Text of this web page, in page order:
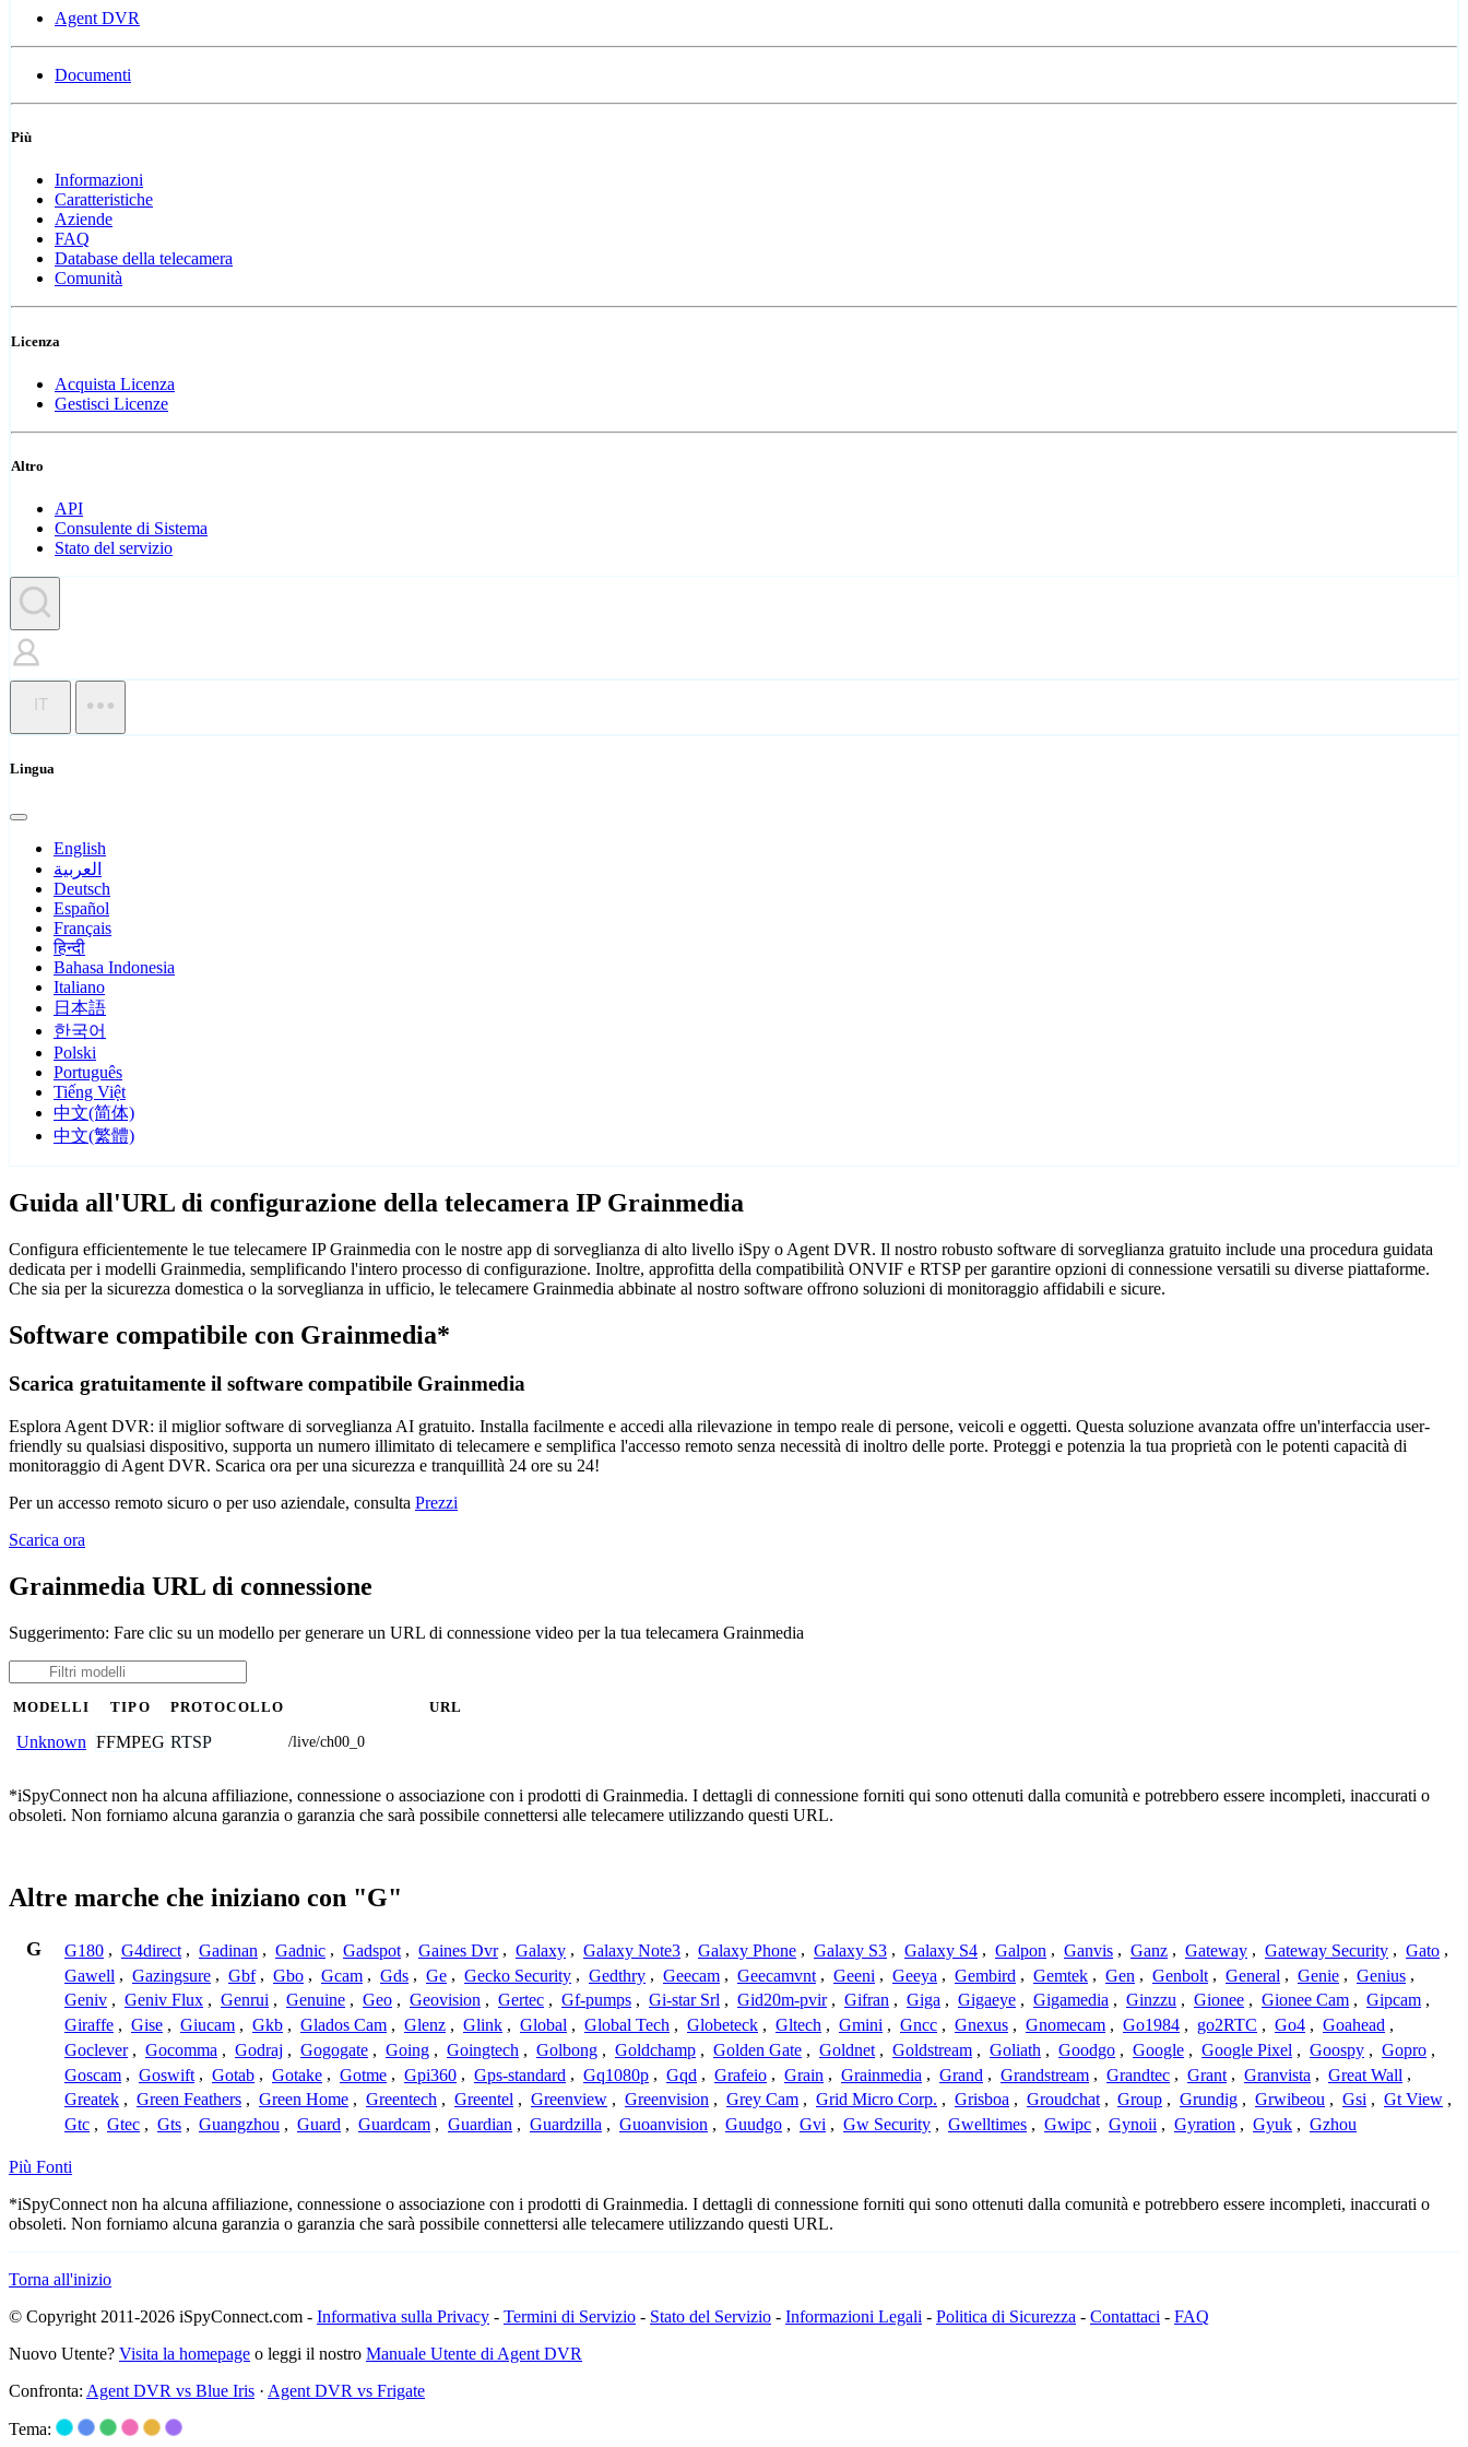
Agent DVR
Documenti
Più
Informazioni
Caratteristiche
Aziende
FAQ
Database della telecamera
Comunità
Licenza
Acquista Licenza
Gestisci Licenze
Altro
API
Consulente di Sistema
Stato del servizio
IT
Lingua
English
العربية
Deutsch
Español
Français
हिन्दी
Bahasa Indonesia
Italiano
日本語
한국어
Polski
Português
Tiếng Việt
中文(简体)
中文(繁體)
Guida all'URL di configurazione della telecamera IP Grainmedia
Configura efficientemente le tue telecamere IP Grainmedia con le nostre app di sorveglianza di alto livello iSpy o Agent DVR. Il nostro robusto software di sorveglianza gratuito include una procedura guidata
dedicata per i modelli Grainmedia, semplificando l'intero processo di configurazione. Inoltre, approfitta della compatibilità ONVIF e RTSP per garantire opzioni di connessione versatili su diverse piattaforme.
Che sia per la sicurezza domestica o la sorveglianza in ufficio, le telecamere Grainmedia abbinate al nostro software offrono soluzioni di monitoraggio affidabili e sicure.
Software compatibile con Grainmedia*
Scarica gratuitamente il software compatibile Grainmedia
Esplora Agent DVR: il miglior software di sorveglianza AI gratuito. Installa facilmente e accedi alla rilevazione in tempo reale di persone, veicoli e oggetti. Questa soluzione avanzata offre un'interfaccia user-
friendly su qualsiasi dispositivo, supporta un numero illimitato di telecamere e semplifica l'accesso remoto senza necessità di inoltro delle porte. Proteggi e potenzia la tua proprietà con le potenti capacità di
monitoraggio di Agent DVR. Scarica ora per una sicurezza e tranquillità 24 ore su 24!
Per un accesso remoto sicuro o per uso aziendale, consulta Prezzi
Scarica ora
Grainmedia URL di connessione
Suggerimento: Fare clic su un modello per generare un URL di connessione video per la tua telecamera Grainmedia
MODELLI TIPO PROTOCOLLO URL
Unknown FFMPEG RTSP /live/ch00_0
*iSpyConnect non ha alcuna affiliazione, connessione o associazione con i prodotti di Grainmedia. I dettagli di connessione forniti qui sono ottenuti dalla comunità e potrebbero essere incompleti, inaccurati o
obsoleti. Non forniamo alcuna garanzia o garanzia che sarà possibile connettersi alle telecamere utilizzando questi URL.
Altre marche che iniziano con "G"
G G180 , G4direct , Gadinan , Gadnic , Gadspot , Gaines Dvr , Galaxy , Galaxy Note3 , Galaxy Phone , Galaxy S3 , Galaxy S4 , Galpon , Ganvis , Ganz , Gateway , Gateway Security , Gato ,
Gawell , Gazingsure , Gbf , Gbo , Gcam , Gds , Ge , Gecko Security , Gedthry , Geecam , Geecamvnt , Geeni , Geeya , Gembird , Gemtek , Gen , Genbolt , General , Genie , Genius ,
Geniv , Geniv Flux , Genrui , Genuine , Geo , Geovision , Gertec , Gf-pumps , Gi-star Srl , Gid20m-pvir , Gifran , Giga , Gigaeye , Gigamedia , Ginzzu , Gionee , Gionee Cam , Gipcam ,
Giraffe , Gise , Giucam , Gkb , Glados Cam , Glenz , Glink , Global , Global Tech , Globeteck , Gltech , Gmini , Gncc , Gnexus , Gnomecam , Go1984 , go2RTC , Go4 , Goahead ,
Goclever , Gocomma , Godraj , Gogogate , Going , Goingtech , Golbong , Goldchamp , Golden Gate , Goldnet , Goldstream , Goliath , Goodgo , Google , Google Pixel , Goospy , Gopro ,
Goscam , Goswift , Gotab , Gotake , Gotme , Gpi360 , Gps-standard , Gq1080p , Gqd , Grafeio , Grain , Grainmedia , Grand , Grandstream , Grandtec , Grant , Granvista , Great Wall ,
Greatek , Green Feathers , Green Home , Greentech , Greentel , Greenview , Greenvision , Grey Cam , Grid Micro Corp. , Grisboa , Groudchat , Group , Grundig , Grwibeou , Gsi , Gt View ,
Gtc , Gtec , Gts , Guangzhou , Guard , Guardcam , Guardian , Guardzilla , Guoanvision , Guudgo , Gvi , Gw Security , Gwelltimes , Gwipc , Gynoii , Gyration , Gyuk , Gzhou
Più Fonti
*iSpyConnect non ha alcuna affiliazione, connessione o associazione con i prodotti di Grainmedia. I dettagli di connessione forniti qui sono ottenuti dalla comunità e potrebbero essere incompleti, inaccurati o
obsoleti. Non forniamo alcuna garanzia o garanzia che sarà possibile connettersi alle telecamere utilizzando questi URL.
Torna all'inizio
© Copyright 2011-2026 iSpyConnect.com - Informativa sulla Privacy - Termini di Servizio - Stato del Servizio - Informazioni Legali - Politica di Sicurezza - Contattaci - FAQ
Nuovo Utente? Visita la homepage o leggi il nostro Manuale Utente di Agent DVR
Confronta: Agent DVR vs Blue Iris · Agent DVR vs Frigate
Tema: